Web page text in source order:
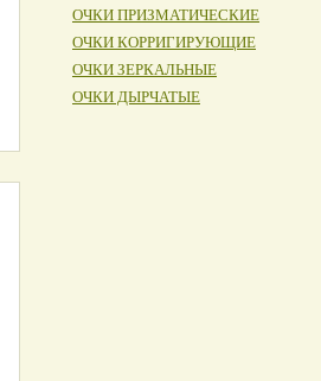
ОЧКИ ПРИЗМАТИЧЕСКИЕ
ОЧКИ КОРРИГИРУЮЩИЕ
ОЧКИ ЗЕРКАЛЬНЫЕ
ОЧКИ ДЫРЧАТЫЕ